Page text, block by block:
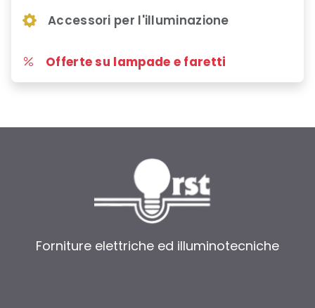
Accessori per l'illuminazione
Offerte su lampade e faretti
Forniture elettriche ed illuminotecniche